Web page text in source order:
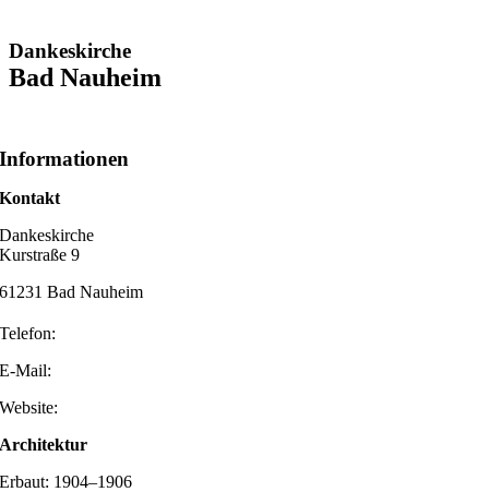
Dankeskirche
Bad Nauheim
Informationen
Kontakt
Dankeskirche
Kurstraße 9
61231 Bad Nauheim
Telefon:
E-Mail:
Website:
Architektur
Erbaut: 1904–1906